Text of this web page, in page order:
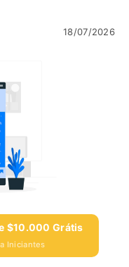
18/07/2026
$10.000 Grátis
Iniciantes